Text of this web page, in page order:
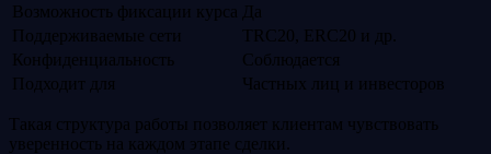
Возможность фиксации курса Да
Поддерживаемые сети
TRC20, ERC20 и др.
Конфиденциальность
Соблюдается
Подходит для
Частных лиц и инвесторов
Такая структура работы позволяет клиентам чувствовать
уверенность на каждом этапе сделки.